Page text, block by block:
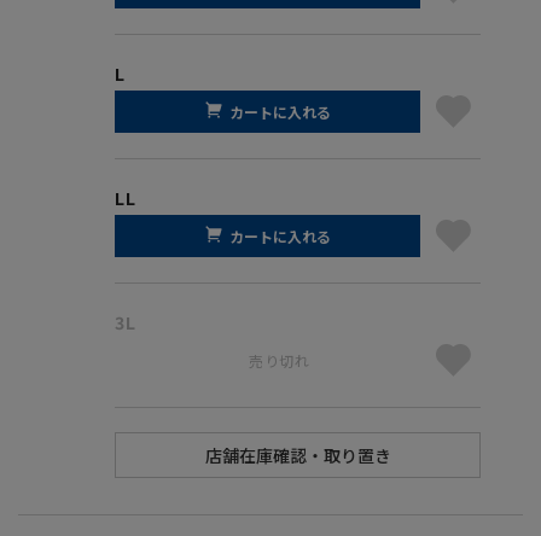
L
カートに入れる
LL
カートに入れる
3L
売り切れ